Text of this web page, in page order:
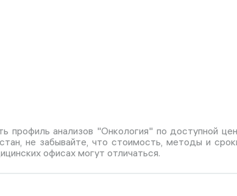
профиль анализов "Онкология" по доступной
не забывайте, что стоимость, методы и
офисах могут отличаться.